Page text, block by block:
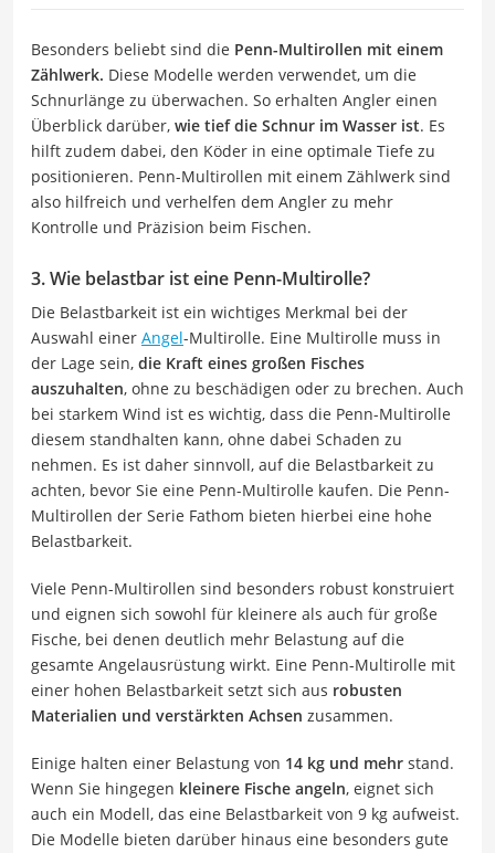
Besonders beliebt sind die Penn-Multirollen mit einem
Zählwerk. Diese Modelle werden verwendet, um die
Schnurlänge zu überwachen. So erhalten Angler einen
Überblick darüber, wie tief die Schnur im Wasser ist. Es
hilft zudem dabei, den Köder in eine optimale Tiefe zu
positionieren. Penn-Multirollen mit einem Zählwerk sind
also hilfreich und verhelfen dem Angler zu mehr
Kontrolle und Präzision beim Fischen.
3. Wie belastbar ist eine Penn-Multirolle?
Die Belastbarkeit ist ein wichtiges Merkmal bei der
Auswahl einer Angel-Multirolle. Eine Multirolle muss in
der Lage sein, die Kraft eines großen Fisches
auszuhalten, ohne zu beschädigen oder zu brechen. Auch
bei starkem Wind ist es wichtig, dass die Penn-Multirolle
diesem standhalten kann, ohne dabei Schaden zu
nehmen. Es ist daher sinnvoll, auf die Belastbarkeit zu
achten, bevor Sie eine Penn-Multirolle kaufen. Die Penn-
Multirollen der Serie Fathom bieten hierbei eine hohe
Belastbarkeit.
Viele Penn-Multirollen sind besonders robust konstruiert
und eignen sich sowohl für kleinere als auch für große
Fische, bei denen deutlich mehr Belastung auf die
gesamte Angelausrüstung wirkt. Eine Penn-Multirolle mit
einer hohen Belastbarkeit setzt sich aus robusten
Materialien und verstärkten Achsen zusammen.
Einige halten einer Belastung von 14 kg und mehr stand.
Wenn Sie hingegen kleinere Fische angeln, eignet sich
auch ein Modell, das eine Belastbarkeit von 9 kg aufweist.
Die Modelle bieten darüber hinaus eine besonders gute